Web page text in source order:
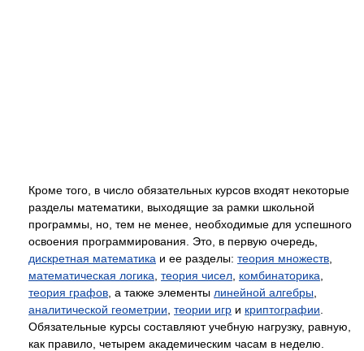
Кроме того, в число обязательных курсов входят некоторые
разделы математики, выходящие за рамки школьной
программы, но, тем не менее, необходимые для успешного
освоения программирования. Это, в первую очередь,
дискретная математика и ее разделы: теория множеств
математическая логика теория чисел комбинаторика
теория графов , а также элементы линейной алгебры
аналитической геометрии теории игр и криптографии
Обязательные курсы составляют учебную нагрузку, равную,
как правило, четырем академическим часам в неделю.